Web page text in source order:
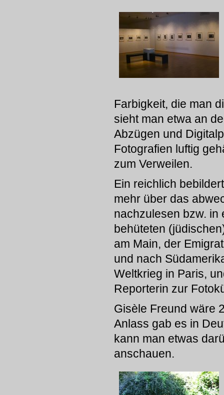
Farbigkeit, die man
sieht man etwa an
Abzügen und
Fotografien luftig
zum Verweilen.
Ein reichlich
mehr über das
nachzulesen bzw. in
behüteten
am Main, der
und nach
Weltkrieg in Paris,
Reporterin zur
Gisèle Freund wäre
Anlass gab es in
kann man etwas
anschauen.